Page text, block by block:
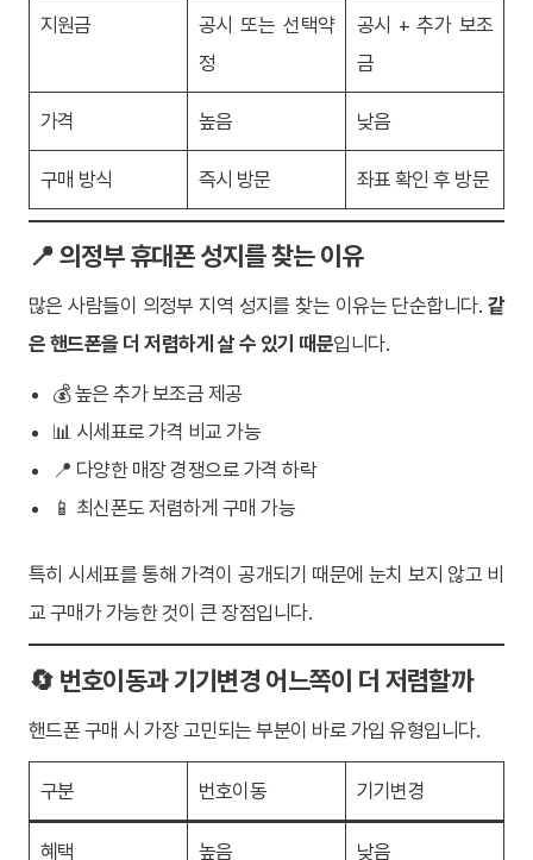
지원금
공시 또는 선택약
정
공시 + 추가 보조
금
가격 높음 낮음
구매 방식 즉시 방문 좌표 확인 후 방문
📍 의정부 휴대폰 성지를 찾는 이유
많은 사람들이 의정부 지역 성지를 찾는 이유는 단순합니다. 같
은 핸드폰을 더 저렴하게 살 수 있기 때문입니다.
💰 높은 추가 보조금 제공
📊 시세표로 가격 비교 가능
📍 다양한 매장 경쟁으로 가격 하락
📱 최신폰도 저렴하게 구매 가능
특히 시세표를 통해 가격이 공개되기 때문에 눈치 보지 않고 비
교 구매가 가능한 것이 큰 장점입니다.
🔄 번호이동과 기기변경 어느쪽이 더 저렴할까
핸드폰 구매 시 가장 고민되는 부분이 바로 가입 유형입니다.
구분 번호이동 기기변경
혜택 높음 낮음